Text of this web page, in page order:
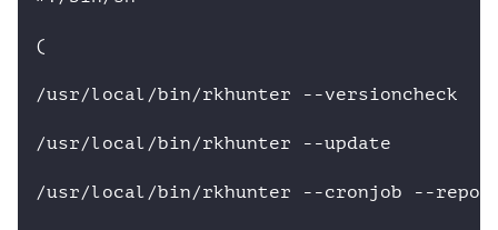
(
/usr/local/bin/rkhunter --versioncheck
/usr/local/bin/rkhunter --update
/usr/local/bin/rkhunter --cronjob --